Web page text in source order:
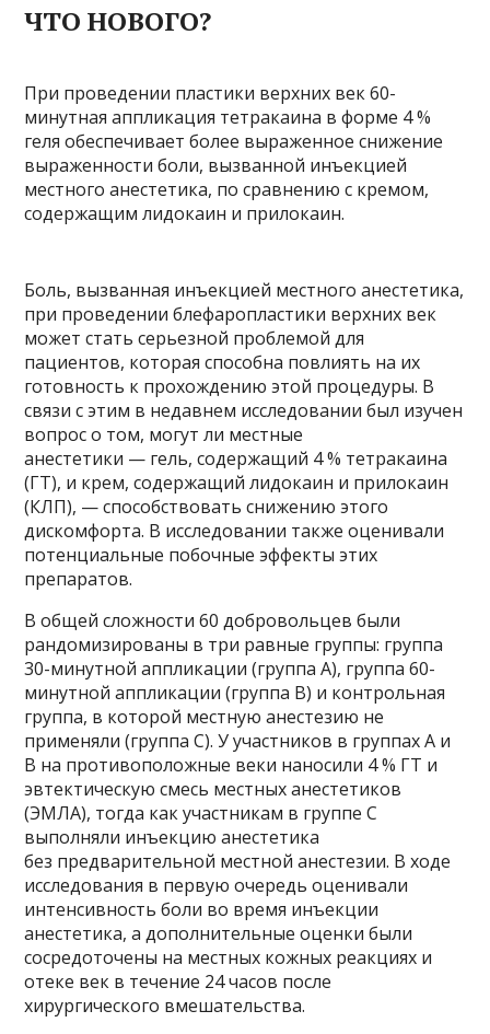
ЧТО НОВОГО?
При проведении пластики верхних век 60-
минутная аппликация тетракаина в форме 4 %
геля обеспечивает более выраженное снижение
выраженности боли, вызванной инъекцией
местного анестетика, по сравнению с кремом,
содержащим лидокаин и прилокаин.
Боль, вызванная инъекцией местного анестетика,
при проведении блефаропластики верхних век
может стать серьезной проблемой для
пациентов, которая способна повлиять на их
готовность к прохождению этой процедуры. В
связи с этим в недавнем исследовании был изучен
вопрос о том, могут ли местные
анестетики — гель, содержащий 4 % тетракаина
(ГТ), и крем, содержащий лидокаин и прилокаин
(КЛП), — способствовать снижению этого
дискомфорта. В исследовании также оценивали
потенциальные побочные эффекты этих
препаратов.
В общей сложности 60 добровольцев были
рандомизированы в три равные группы: группа
30-минутной аппликации (группа A), группа 60-
минутной аппликации (группа B) и контрольная
группа, в которой местную анестезию не
применяли (группа C). У участников в группах A и
B на противоположные веки наносили 4 % ГТ и
эвтектическую смесь местных анестетиков
(ЭМЛА), тогда как участникам в группе C
выполняли инъекцию анестетика
без предварительной местной анестезии. В ходе
исследования в первую очередь оценивали
интенсивность боли во время инъекции
анестетика, а дополнительные оценки были
сосредоточены на местных кожных реакциях и
отеке век в течение 24 часов после
хирургического вмешательства.